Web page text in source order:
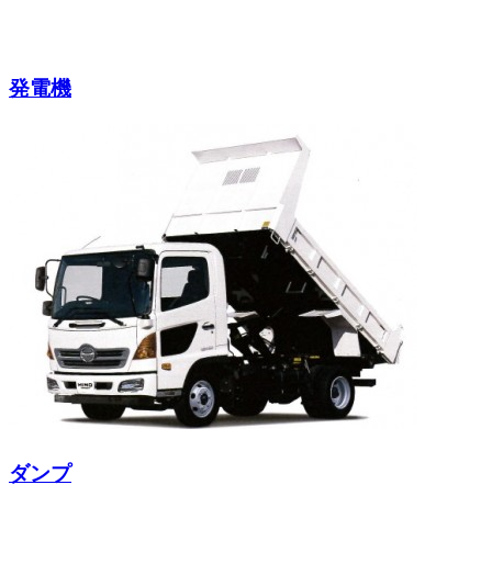
発電機
ダンプ